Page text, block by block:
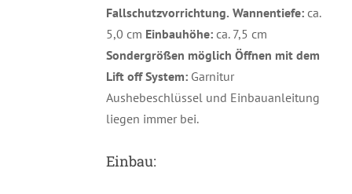
Fallschutzvorrichtung. Wannentiefe:ca.
5,0 cm Einbauhöhe:ca. 7,5 cm
Sondergrößen möglich Öffnen mit dem
Lift off System:Garnitur
Aushebeschlüssel und Einbauanleitung
liegen immer bei.
Einbau: